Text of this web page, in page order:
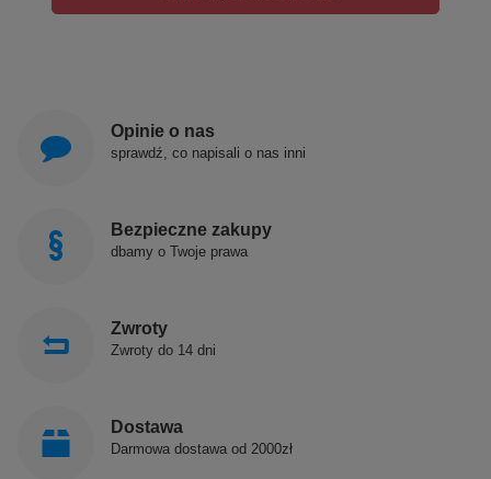
Opinie o nas
sprawdź, co napisali o nas inni
Bezpieczne zakupy
dbamy o Twoje prawa
Zwroty
Zwroty do 14 dni
Dostawa
Darmowa dostawa od 2000zł